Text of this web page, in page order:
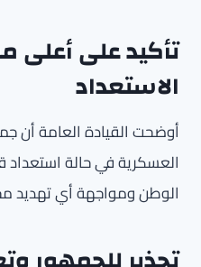
تأكيد على أعلى
الاستعداد
أوضحت القيادة العامة أن
العسكرية في حالة
الوطن ومواجهة أي تهديد